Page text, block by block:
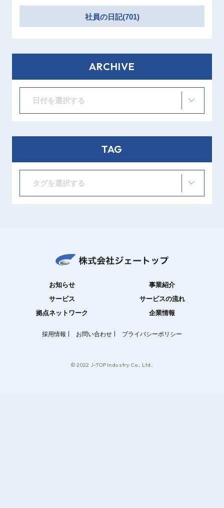
社員の日記(701)
ARCHIVE
日付を選択する
TAG
タグを選択する
お知らせ
事業紹介
サービス
サービスの流れ
拠点ネットワーク
企業情報
採用情報 お問い合わせ プライバシーポリシー
© 2022 J-TOP Industry Co., Ltd..